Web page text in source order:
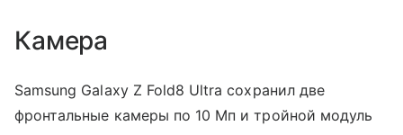
Камера
Samsung Galaxy Z Fold8 Ultra сохранил две
фронтальные камеры по 10 Мп и тройной модуль